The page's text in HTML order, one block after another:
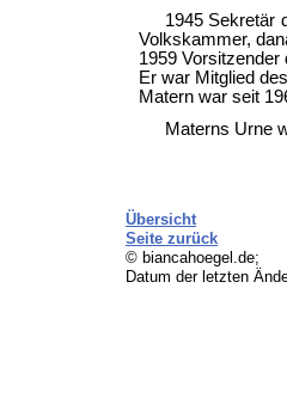
1945 Sekretär
Volkskammer,
1959
Er war Mitglied
Matern war seit
Materns Urne
Übersicht
Seite zurück
© biancahoegel.de;
Datum der letzten